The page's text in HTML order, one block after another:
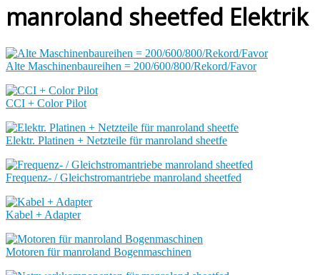
manroland sheetfed Elektrik
Alte Maschinenbaureihen = 200/600/800/Rekord/Favor
CCI + Color Pilot
Elektr. Platinen + Netzteile für manroland sheetfe
Frequenz- / Gleichstromantriebe manroland sheetfed
Kabel + Adapter
Motoren für manroland Bogenmaschinen